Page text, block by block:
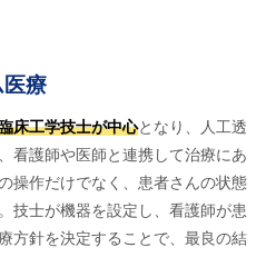
医療
床工学技士が中心となり、人工透
看護師や医師と連携して治療にあ
操作だけでなく、患者さんの状態
技士が機器を設定し、看護師が患
方針を決定することで、最良の結